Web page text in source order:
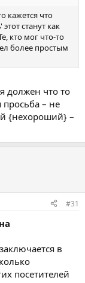
кажется что
станут как
кто мог что-то
более простым
должен что то
просьба – не
{нехороший} –
#31
в
посетителей